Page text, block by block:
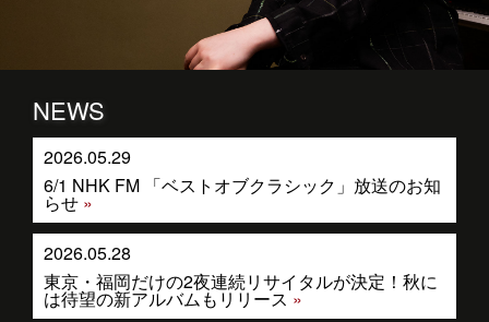
NEWS
2026.05.29
6/1 NHK FM 「ベストオブクラシック」放送のお知
らせ
2026.05.28
東京・福岡だけの2夜連続リサイタルが決定！秋に
は待望の新アルバムもリリース